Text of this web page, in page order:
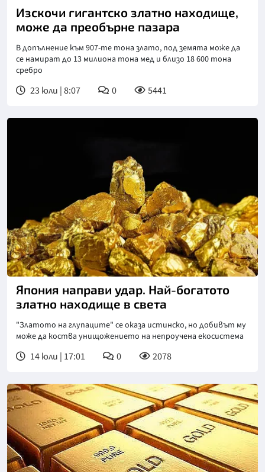
Изскочи гигантско златно находище,
може да преобърне пазара
В допълнение към 907-те тона злато, под земята може да
се намират до 13 милиона тона мед и близо 18 600 тона
сребро
23 юли | 8:07 0 5441
Снимка: goggle
Япония направи удар. Най-богатото
златно находище в света
"Златото на глупаците" се оказа истинско, но добивът му
може да коства унищожението на непроучена екосистема
14 юли | 17:01 0 2078